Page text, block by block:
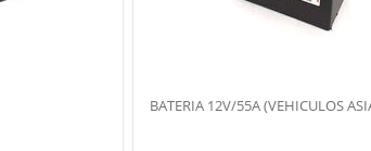
BATERIA 12V/55A (VEHICULOS